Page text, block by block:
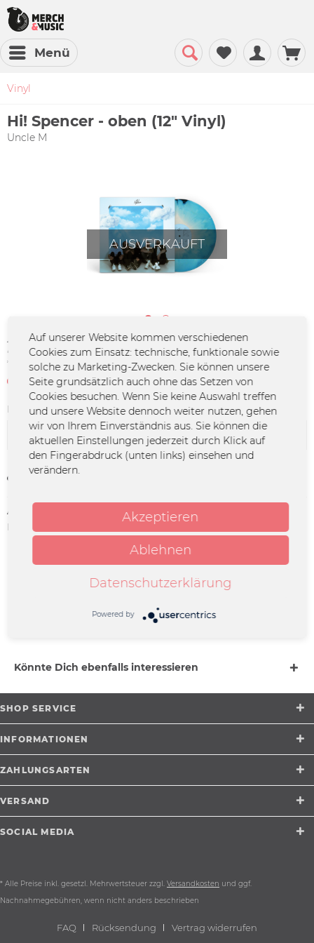
Menü
Vinyl
Hi! Spencer - oben (12" Vinyl)
Uncle M
AUSVERKAUFT
25,00 € *
*inkl. MwSt.zzgl. Versandkosten
Zur Zeit leider nicht verfügbar
Farbe:
Artikel-Nr.:
UM-1199
Herstellerinfo:
Merchcowboy GmbH & Co. KG
Friedrich-Ebert-Straße 7 | 48153
Münster |
support@merchcowboy.com
Die LP "Oben" in der Deluxe-Farbe "wolkig-blau", ltd. auf
Könnte Dich ebenfalls interessieren
SHOP SERVICE
INFORMATIONEN
ZAHLUNGSARTEN
VERSAND
SOCIAL MEDIA
* Alle Preise inkl. gesetzl. Mehrwertsteuer zzgl. Versandkosten und ggf.
Nachnahmegebühren, wenn nicht anders beschrieben
FAQ Rücksendung Vertrag widerrufen
Auf unserer Website kommen verschiedenen
Cookies zum Einsatz: technische, funktionale sowie
solche zu Marketing-Zwecken. Sie können unsere
Seite grundsätzlich auch ohne das Setzen von
Cookies besuchen. Wenn Sie keine Auswahl treffen
und unsere Website dennoch weiter nutzen, gehen
wir von Ihrem Einverständnis aus. Sie können die
aktuellen Einstellungen jederzeit durch Klick auf
den Fingerabdruck (unten links) einsehen und
verändern.
Akzeptieren
Ablehnen
Datenschutzerklärung
Powered by